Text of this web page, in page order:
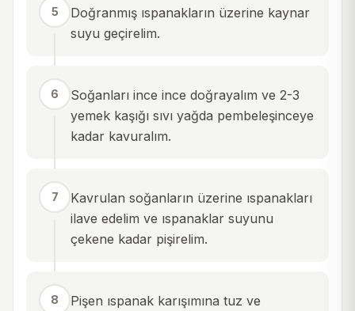
5
Doğranmış ıspanakların üzerine kaynar
suyu geçirelim.
6
Soğanları ince ince doğrayalım ve 2-3
yemek kaşığı sıvı yağda pembeleşinceye
kadar kavuralım.
7
Kavrulan soğanların üzerine ıspanakları
ilave edelim ve ıspanaklar suyunu
çekene kadar pişirelim.
8
Pişen ıspanak karışımına tuz ve